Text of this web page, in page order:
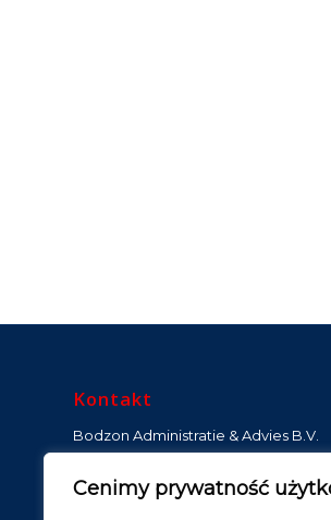
Cenimy prywatność
Kontakt
Bodzon Administratie & Advies B.V.